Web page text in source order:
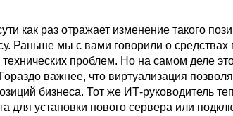
как раз отражает изменение такого
Раньше мы с вами говорили о средствах
проблем. Но на самом деле
важнее, что виртуализация
бизнеса. Тот же ИТ-руководитель
для установки нового сервера или